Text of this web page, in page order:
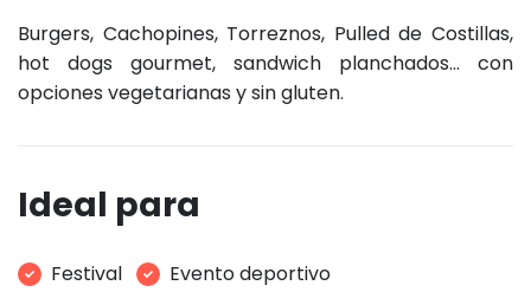
Burgers, Cachopines, Torreznos, Pulled de Costillas,
hot dogs gourmet, sandwich planchados... con
opciones vegetarianas y sin gluten.
Ideal para
Festival
Evento deportivo